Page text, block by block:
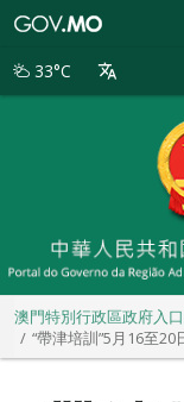
別
33°C
澳門特別行政區政府入
“帶津培訓”5月16至20